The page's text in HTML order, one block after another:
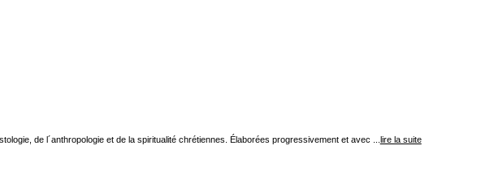
de l´anthropologie et de la spiritualité chrétiennes. Élaborées progressivement et avec ... lire la suite